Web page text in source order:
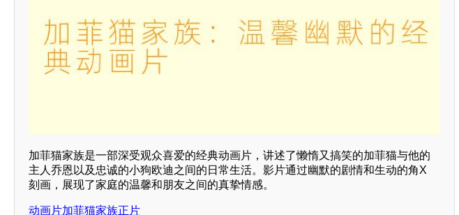
加菲猫家族是一部深受观众喜爱的经典动画片，讲述了懒惰又搞笑的加菲猫与他的
主人乔恩以及忠诚的小狗欧迪之间的日常生活。影片通过幽默的剧情和生动的角X
刻画，展现了家庭的温馨和朋友之间的真挚情感。
动画片加菲猫家族正片